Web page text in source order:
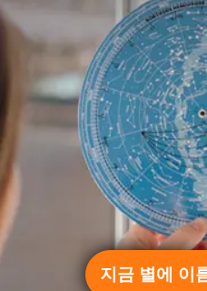
지금 별에 이